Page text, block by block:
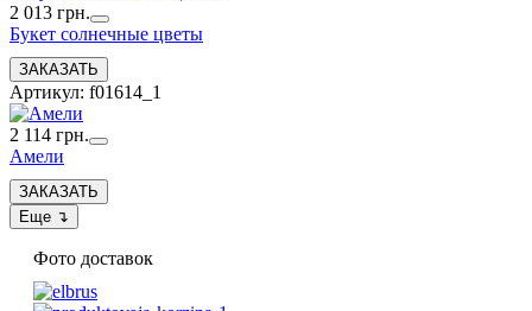
2 013 грн.
Букет солнечные цветы
Артикул: f01614_1
2 114 грн.
Амели
Фото доставок